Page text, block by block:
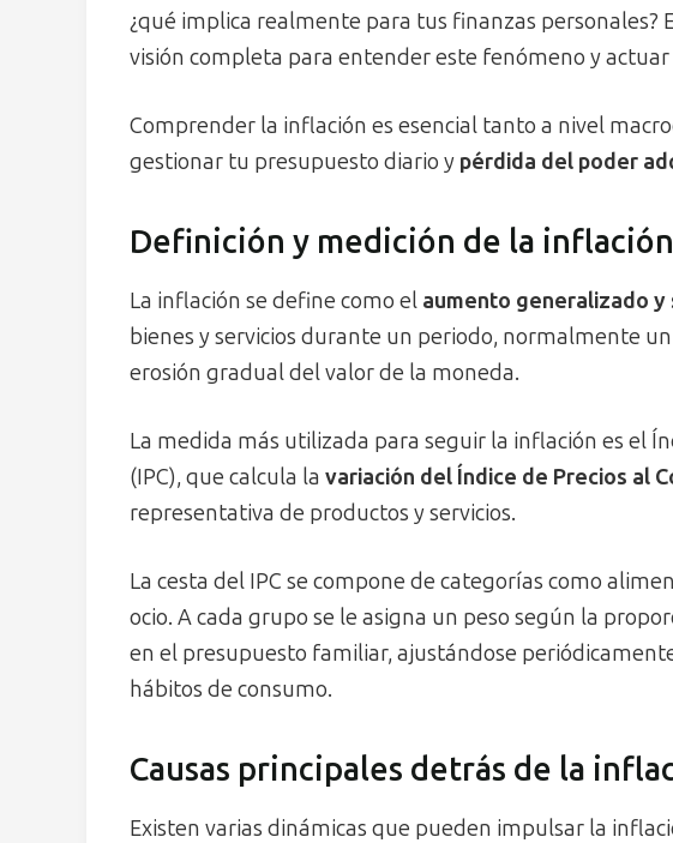
¿qué implica realmente para tus finanzas personales?
visión completa para entender este fenómeno y
Comprender la inflación es esencial tanto a nivel
gestionar tu presupuesto diario y pérdida del poder
Definición y medición de la inflación
La inflación se define como el aumento generalizado
bienes y servicios durante un periodo, normalmente
erosión gradual del valor de la moneda.
La medida más utilizada para seguir la inflación es el
(IPC), que calcula la variación del Índice de Precios al
representativa de productos y servicios.
La cesta del IPC se compone de categorías como
ocio. A cada grupo se le asigna un peso según la
en el presupuesto familiar, ajustándose
hábitos de consumo.
Causas principales detrás de la
Existen varias dinámicas que pueden impulsar la